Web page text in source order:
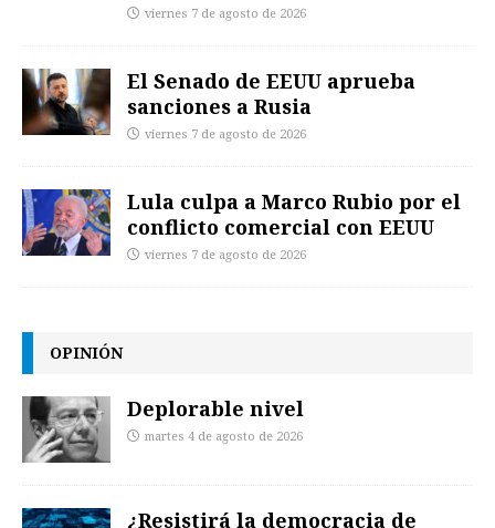
viernes 7 de agosto de 2026
El Senado de EEUU aprueba
sanciones a Rusia
viernes 7 de agosto de 2026
Lula culpa a Marco Rubio por el
conflicto comercial con EEUU
viernes 7 de agosto de 2026
OPINIÓN
Deplorable nivel
martes 4 de agosto de 2026
¿Resistirá la democracia de